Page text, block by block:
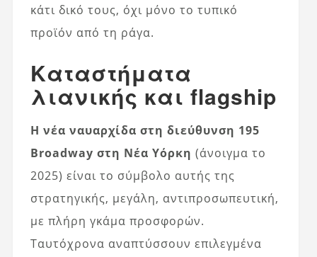
κάτι δικό τους, όχι μόνο το τυπικό
προϊόν από τη ράγα.
Καταστήματα
λιανικής και flagship
Η νέα ναυαρχίδα στη διεύθυνση 195
Broadway στη Νέα Υόρκη (άνοιγμα το
2025) είναι το σύμβολο αυτής της
στρατηγικής, μεγάλη, αντιπροσωπευτική,
με πλήρη γκάμα προσφορών.
Ταυτόχρονα αναπτύσσουν επιλεγμένα